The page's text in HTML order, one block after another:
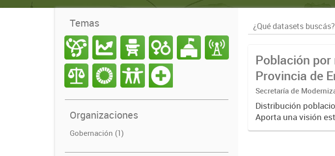
Temas
Organizaciones
Gobernación (1)
Población
Provincia de
Secretaría de
Distribución
Aporta una visión
en planificación,